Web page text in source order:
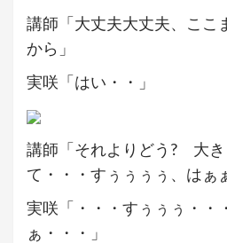
講師「大丈夫大丈夫、ここ
から」
実咲「はい・・」
講師「それよりどう? 大き
て・・・すぅぅぅぅ、はぁ
実咲「・・・すぅぅぅ・・
ぁ・・・」